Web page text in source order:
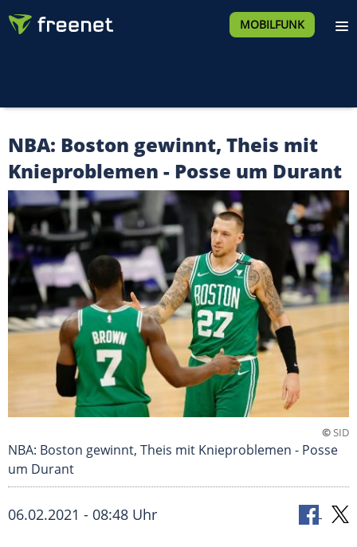
MOBILFUNK
NBA: Boston gewinnt, Theis mit
Knieproblemen - Posse um Durant
©SID
NBA: Boston gewinnt, Theis mit Knieproblemen - Posse
um Durant
06.02.2021 - 08:48 Uhr